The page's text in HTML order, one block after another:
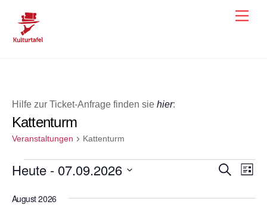
content
Hilfe zur Ticket-Anfrage finden sie hier:
Kattenturm
Veranstaltungen Kattenturm
Veranstaltungen
S
h
L
Heute - 07.09.2026
a
August 2026